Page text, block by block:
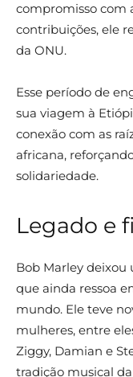
compromisso com
contribuições, ele
da ONU.
Esse período de
sua viagem à
conexão com as
africana,
solidariedade.
Legado e
Bob Marley deixou
que ainda ressoa
mundo. Ele teve
mulheres, entre
Ziggy, Damian e
tradição musical